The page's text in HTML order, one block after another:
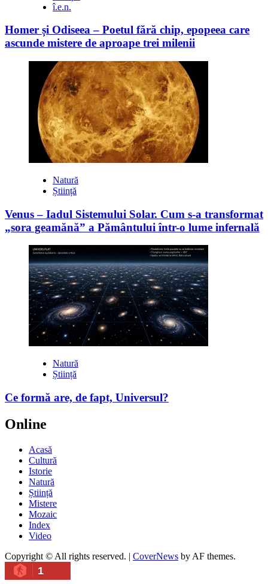
î.e.n.
Homer și Odiseea – Poetul fără chip, epopeea care
ascunde mistere de aproape trei milenii
Natură
Știință
Venus – Iadul Sistemului Solar. Cum s-a transformat
„sora geamănă” a Pământului într-o lume infernală
Natură
Știință
Ce formă are, de fapt, Universul?
Online
Acasă
Cultură
Istorie
Natură
Știință
Mistere
Mozaic
Index
Video
Copyright © All rights reserved. | CoverNews by AF themes.
1